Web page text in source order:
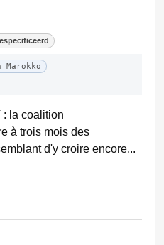
: la coalition
à trois mois des
d'y croire encore...